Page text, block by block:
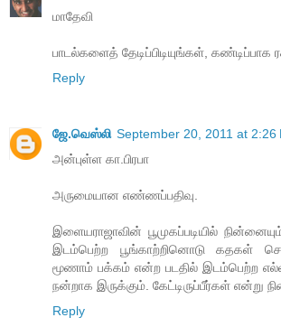
மாதேவி
பாடல்களைத் தேடிப்பிடியுங்கள், கண்டிப்பாக
Reply
ஜே.வெஸ்லி September 20, 2011 at 2:26
அன்புள்ள கா.பிரபா
அருமையான எண்ணப்பதிவு.
இளையராஜாவின் பூமுகப்படியில்
இடம்பெற்ற பூங்காற்றினொடு கதகள்
மூணாம் பக்கம் என்ற படதில் இடம்பெற்ற
நன்றாக இருக்கும். கேட்டிருப்பீர்கள் என்று
Reply